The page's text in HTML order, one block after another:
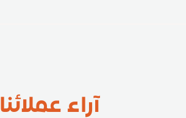
آراء عملائنا